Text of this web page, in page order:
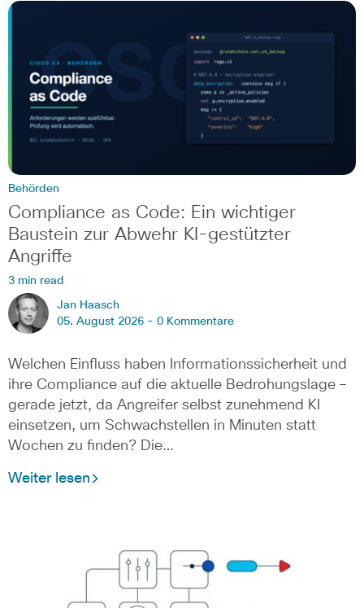
Behörden
Compliance as Code: Ein wichtiger
Baustein zur Abwehr KI-gestützter
Angriffe
3 min read
Jan Haasch
05. August 2026 - 0 Kommentare
Welchen Einfluss haben Informationssicherheit und
ihre Compliance auf die aktuelle Bedrohungslage –
gerade jetzt, da Angreifer selbst zunehmend KI
einsetzen, um Schwachstellen in Minuten statt
Wochen zu finden? Die…
Weiter lesen